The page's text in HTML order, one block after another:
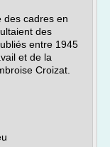
des cadres en
des
entre 1945
et de la
Croizat.